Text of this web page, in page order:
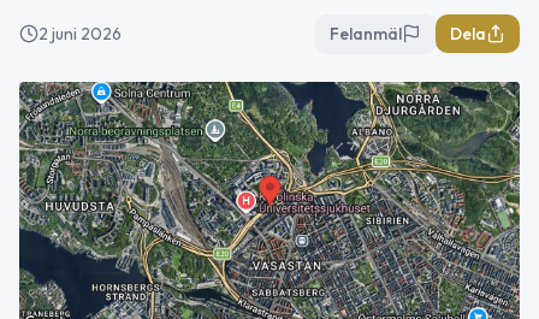
2 juni 2026 Felanmäl Dela